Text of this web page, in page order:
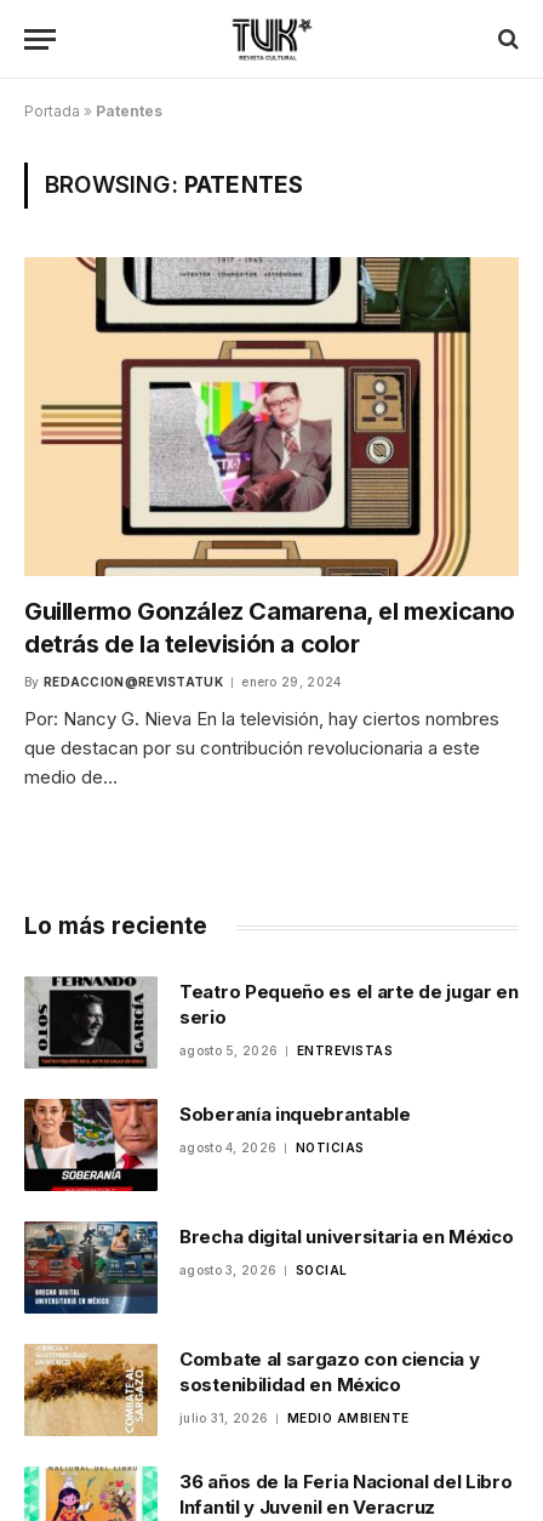
Portada » Patentes
BROWSING: PATENTES
Guillermo González Camarena, el mexicano
detrás de la televisión a color
By REDACCION@REVISTATUK enero 29, 2024
Por: Nancy G. Nieva En la televisión, hay ciertos nombres
que destacan por su contribución revolucionaria a este
medio de…
Lo más reciente
Teatro Pequeño es el arte de jugar en
serio
agosto 5, 2026 ENTREVISTAS
Soberanía inquebrantable
agosto 4, 2026 NOTICIAS
Brecha digital universitaria en México
agosto 3, 2026 SOCIAL
Combate al sargazo con ciencia y
sostenibilidad en México
julio 31, 2026 MEDIO AMBIENTE
36 años de la Feria Nacional del Libro
Infantil y Juvenil en Veracruz